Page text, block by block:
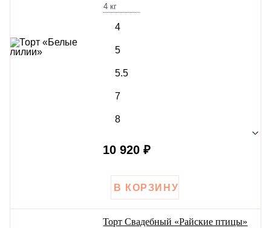
4 кг
4
5
5.5
7
8
10 920 ₽
Торт Свадебный «Райские птицы»